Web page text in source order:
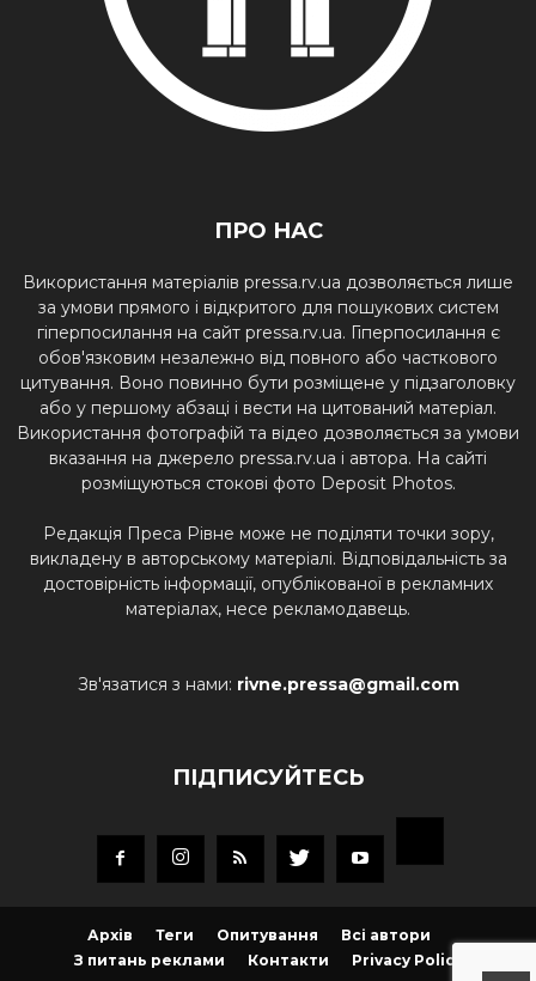
ПРО НАС
Використання матеріалів pressa.rv.ua дозволяється лише
за умови прямого і відкритого для пошукових систем
гіперпосилання на сайт pressa.rv.ua. Гіперпосилання є
обов'язковим незалежно від повного або часткового
цитування. Воно повинно бути розміщене у підзаголовку
або у першому абзаці і вести на цитований матеріал.
Використання фотографій та відео дозволяється за умови
вказання на джерело pressa.rv.ua і автора. На сайті
розміщуються стокові фото Deposit Photos.
Редакція Преса Рівне може не поділяти точки зору,
викладену в авторському матеріалі. Відповідальність за
достовірність інформації, опублікованої в рекламних
матеріалах, несе рекламодавець.
Зв'язатися з нами: rivne.pressa@gmail.com
ПІДПИСУЙТЕСЬ
Архів Теги Опитування
Всі автори
З питань реклами
Контакти Privacy Policy